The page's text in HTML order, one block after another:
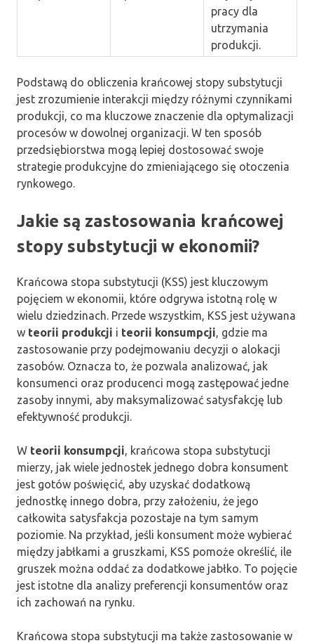
pracy dla
utrzymania
produkcji.
Podstawą do obliczenia krańcowej stopy substytucji
jest zrozumienie interakcji między różnymi czynnikami
produkcji, co ma kluczowe znaczenie dla optymalizacji
procesów w dowolnej organizacji. W ten sposób
przedsiębiorstwa mogą lepiej dostosować swoje
strategie produkcyjne do zmieniającego się otoczenia
rynkowego.
Jakie są zastosowania krańcowej
stopy substytucji w ekonomii?
Krańcowa stopa substytucji (KSS) jest kluczowym
pojęciem w ekonomii, które odgrywa istotną rolę w
wielu dziedzinach. Przede wszystkim, KSS jest używana
w teorii produkcji i teorii konsumpcji , gdzie ma
zastosowanie przy podejmowaniu decyzji o alokacji
zasobów. Oznacza to, że pozwala analizować, jak
konsumenci oraz producenci mogą zastępować jedne
zasoby innymi, aby maksymalizować satysfakcję lub
efektywność produkcji.
W teorii konsumpcji , krańcowa stopa substytucji
mierzy, jak wiele jednostek jednego dobra konsument
jest gotów poświęcić, aby uzyskać dodatkową
jednostkę innego dobra, przy założeniu, że jego
całkowita satysfakcja pozostaje na tym samym
poziomie. Na przykład, jeśli konsument może wybierać
między jabłkami a gruszkami, KSS pomoże określić, ile
gruszek można oddać za dodatkowe jabłko. To pojęcie
jest istotne dla analizy preferencji konsumentów oraz
ich zachowań na rynku.
Krańcowa stopa substytucji ma także zastosowanie w